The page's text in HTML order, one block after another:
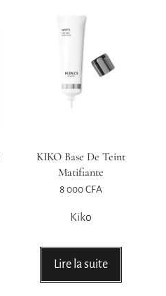
KIKO Base De Teint
Matifiante
8 000 CFA
Kiko
Lire la suite